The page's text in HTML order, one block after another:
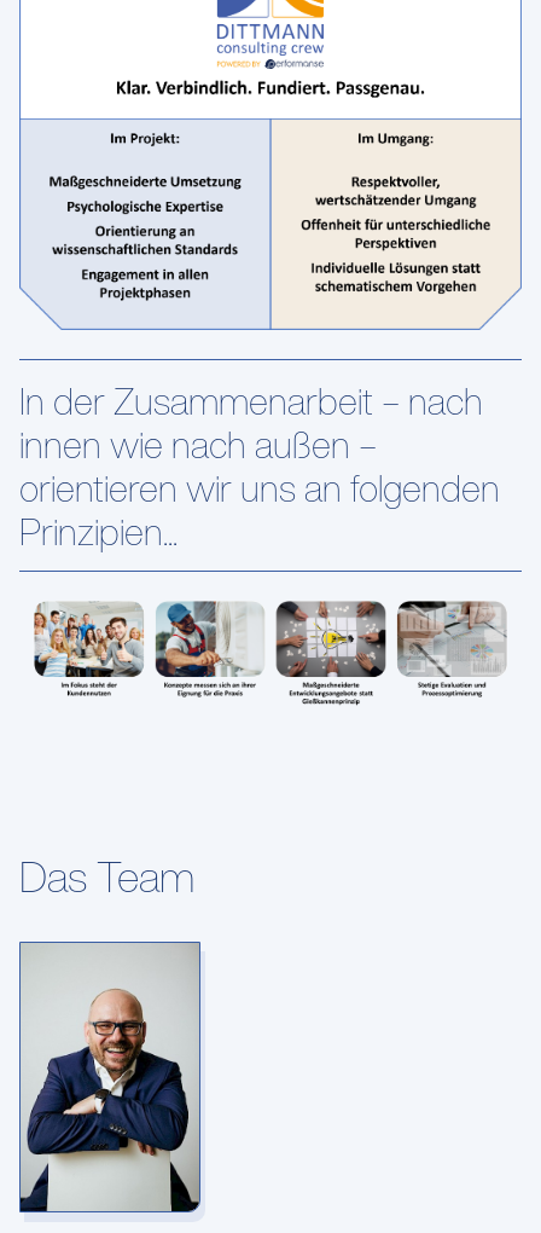
In der Zusammenarbeit – nach
innen wie nach außen –
orientieren wir uns an folgenden
Prinzipien...
Das Team